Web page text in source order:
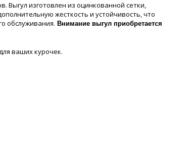
Выгул изготовлен из оцинкованной сетки,
жесткость и устойчивость, что
обслуживания. Внимание выгул приобретается
ваших курочек.